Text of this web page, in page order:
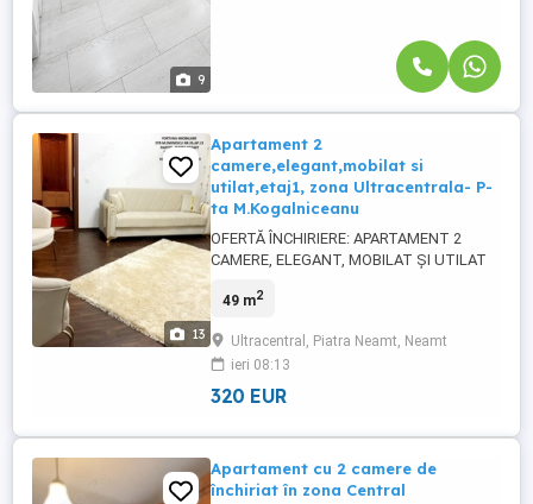
9
13
Apartament 2
camere,elegant,mobilat si
utilat,etaj1, zona Ultracentrala- P-
ta M.Kogalniceanu
OFERTĂ ÎNCHIRIERE: APARTAMENT 2
CAMERE, ELEGANT, MOBILAT ȘI UTILAT
ULTRACENTRALĂ PIATA MIHAIL
01.08.2026, PREȚ 320 DE EURO FORTUNA
IMOBILIARE oferă spre închiriere
apartament cu 2 camere
49 m2
Ultracentral, Piatra Neamt, Neamt
ieri 08:13
320 EUR
Apartament cu 2 camere de
închiriat în zona Central